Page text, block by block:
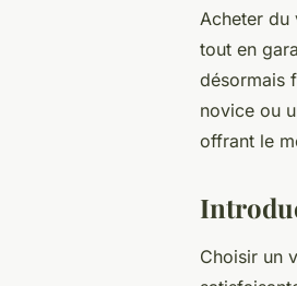
votre
8 min de lecture
Acheter du
tout en
désormais
novice ou
offrant le
Choisir un